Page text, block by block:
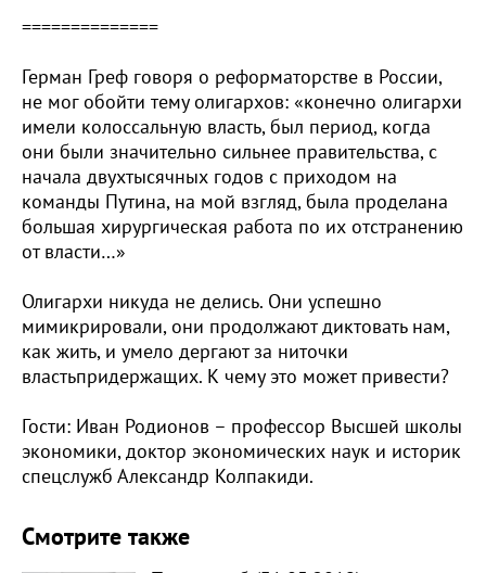
==============
Герман Греф говоря о реформаторстве в России,
не мог обойти тему олигархов: «конечно олигархи
имели колоссальную власть, был период, когда
они были значительно сильнее правительства, с
начала двухтысячных годов с приходом на
команды Путина, на мой взгляд, была проделана
большая хирургическая работа по их отстранению
от власти…»
Олигархи никуда не делись. Они успешно
мимикрировали, они продолжают диктовать нам,
как жить, и умело дергают за ниточки
властьпридержащих. К чему это может привести?
Гости: Иван Родионов – профессор Высшей школы
экономики, доктор экономических наук и историк
спецслужб Александр Колпакиди.
Смотрите также